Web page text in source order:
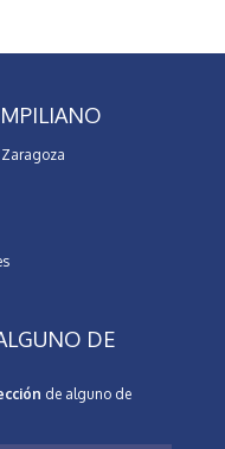
DE
de alguno de